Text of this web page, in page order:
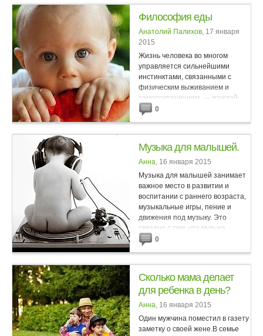
Философия еды
Анатолий Палихов, 17 января
2015
Жизнь человека во многом
управляется сильнейшими
инстинктами, связанными с
физическим выживанием и
самосохранением, — жаждой,
голодом, жильём и рождением
0
Музыка для малышей.
Анна, 16 января 2015
Музыка для малышей занимает
важное место в развитии и
воспитании с раннего возраста,
музыкальные игры, пение и
движения под музыку. Это
связано с тем, что музыка
благотворно влияет в первую
0
Сколько мама делает
для ребенка в день?
Анна, 16 января 2015
Один мужчина поместил в газету
заметку о своей жене.В семье